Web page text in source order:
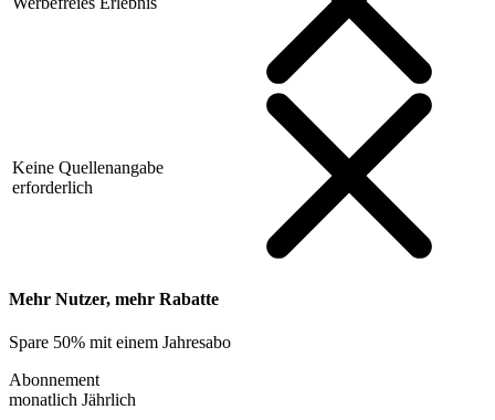
Keine Quellenangabe
erforderlich
Mehr Nutzer, mehr Rabatte
Spare 50% mit einem Jahresabo
Abonnement
monatlich Jährlich